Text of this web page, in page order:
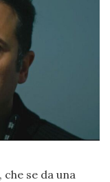
se da una